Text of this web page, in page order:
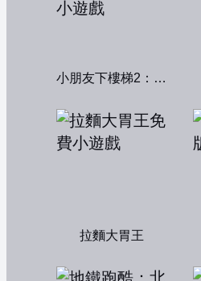
小朋友下樓梯2：中文版
拉麵大胃王